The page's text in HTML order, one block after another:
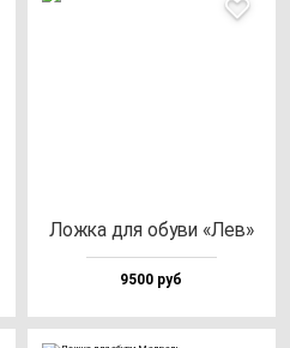
Лож­ка для обу­ви «Лев»
9500 руб